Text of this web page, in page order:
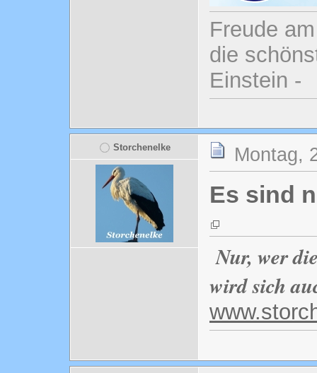
Freude
die
Einstein -
Storchenelke Montag,
Es sind
Nur, wer
wird sich